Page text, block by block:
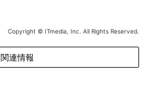
Copyright © ITmedia, Inc. All Rights Reserved.
関連情報